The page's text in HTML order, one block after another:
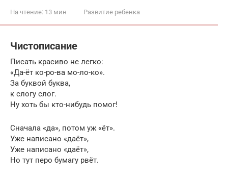
На чтение: 13 мин Развитие ребенка
Чистописание
Писать красиво не легко:
«Да-ёт ко-ро-ва мо-ло-ко».
За буквой буква,
к слогу слог.
Ну хоть бы кто-нибудь помог!
Сначала «да», потом уж «ёт».
Уже написано «даёт»,
Уже написано «даёт»,
Но тут перо бумагу рвёт.